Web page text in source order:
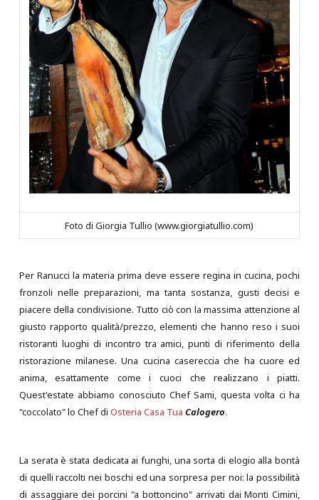
Foto di Giorgia Tullio (www.giorgiatullio.com)
Per Ranucci la materia prima deve essere regina in cucina, pochi
fronzoli nelle preparazioni, ma tanta sostanza, gusti decisi e
piacere della condivisione. Tutto ciò con la massima attenzione al
giusto rapporto qualità/prezzo, elementi che hanno reso i suoi
ristoranti luoghi di incontro tra amici, punti di riferimento della
ristorazione milanese. Una cucina casereccia che ha cuore ed
anima, esattamente come i cuoci che realizzano i piatti.
Quest'estate abbiamo conosciuto Chef Sami, questa volta ci ha
"coccolato" lo Chef di Osteria Casa Tua Calogero.
La serata è stata dedicata ai funghi, una sorta di elogio alla bontà
di quelli raccolti nei boschi ed una sorpresa per noi: la possibilità
di assaggiare dei porcini "a bottoncino" arrivati dai Monti Cimini,